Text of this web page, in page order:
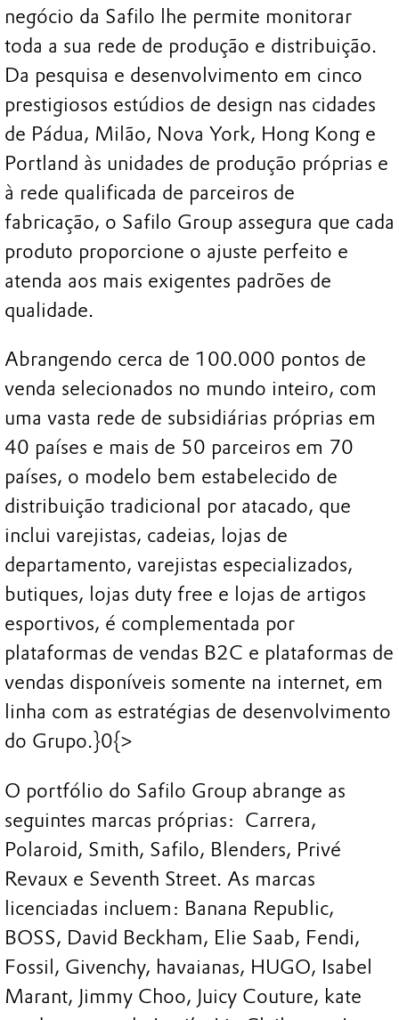
negócio da Safilo lhe permite monitorar
toda a sua rede de produção e distribuição.
Da pesquisa e desenvolvimento em cinco
prestigiosos estúdios de design nas cidades
de Pádua, Milão, Nova York, Hong Kong e
Portland às unidades de produção próprias e
à rede qualificada de parceiros de
fabricação, o Safilo Group assegura que cada
produto proporcione o ajuste perfeito e
atenda aos mais exigentes padrões de
qualidade.
Abrangendo cerca de 100.000 pontos de
venda selecionados no mundo inteiro, com
uma vasta rede de subsidiárias próprias em
40 países e mais de 50 parceiros em 70
países, o modelo bem estabelecido de
distribuição tradicional por atacado, que
inclui varejistas, cadeias, lojas de
departamento, varejistas especializados,
butiques, lojas duty free e lojas de artigos
esportivos, é complementada por
plataformas de vendas B2C e plataformas de
vendas disponíveis somente na internet, em
linha com as estratégias de desenvolvimento
do Grupo.}0{>
O portfólio do Safilo Group abrange as
seguintes marcas próprias: Carrera,
Polaroid, Smith, Safilo, Blenders, Privé
Revaux e Seventh Street. As marcas
licenciadas incluem: Banana Republic,
BOSS, David Beckham, Elie Saab, Fendi,
Fossil, Givenchy, havaianas, HUGO, Isabel
Marant, Jimmy Choo, Juicy Couture, kate